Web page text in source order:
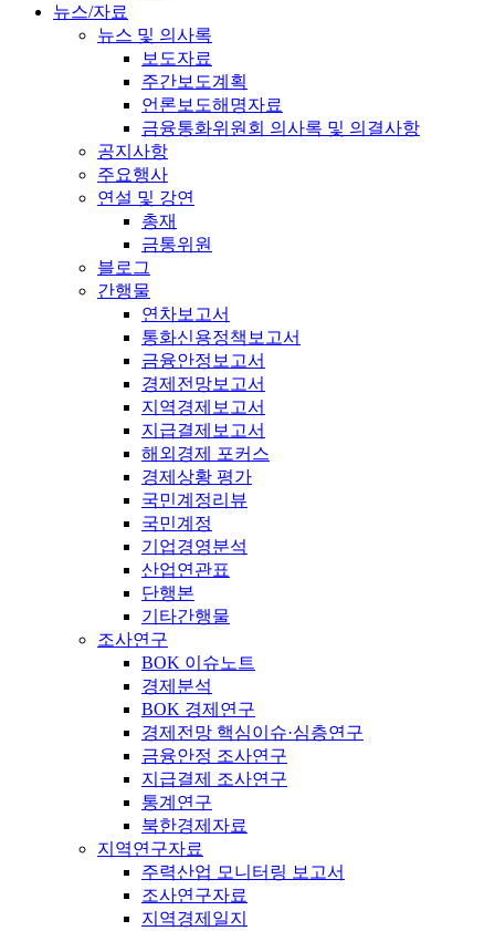
뉴스/자료
뉴스 및 의사록
보도자료
주간보도계획
언론보도해명자료
금융통화위원회 의사록 및 의결사항
공지사항
주요행사
연설 및 강연
총재
금통위원
블로그
간행물
연차보고서
통화신용정책보고서
금융안정보고서
경제전망보고서
지역경제보고서
지급결제보고서
해외경제 포커스
경제상황 평가
국민계정리뷰
국민계정
기업경영분석
산업연관표
단행본
기타간행물
조사연구
BOK 이슈노트
경제분석
BOK 경제연구
경제전망 핵심이슈·심층연구
금융안정 조사연구
지급결제 조사연구
통계연구
북한경제자료
지역연구자료
주력산업 모니터링 보고서
조사연구자료
지역경제일지